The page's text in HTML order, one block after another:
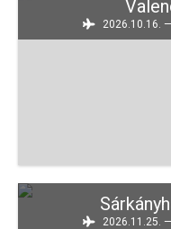
2026.10.16.
2026.11.25.